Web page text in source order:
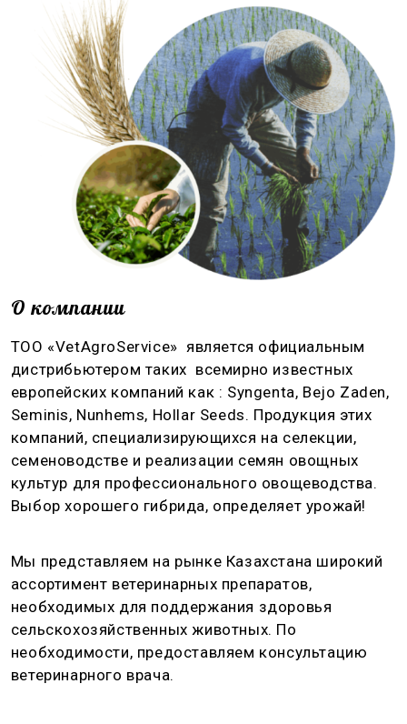
О компании
ТОО «VetAgroService» является официальным
дистрибьютером таких всемирно известных
европейских компаний как : Syngenta, Bejo Zaden,
Seminis, Nunhems, Hollar Seeds. Продукция этих
компаний, специализирующихся на селекции,
семеноводстве и реализации семян овощных
культур для профессионального овощеводства.
Выбор хорошего гибрида, определяет урожай!
Мы представляем на рынке Казахстана широкий
ассортимент ветеринарных препаратов,
необходимых для поддержания здоровья
сельскохозяйственных животных. По
необходимости, предоставляем консультацию
ветеринарного врача.